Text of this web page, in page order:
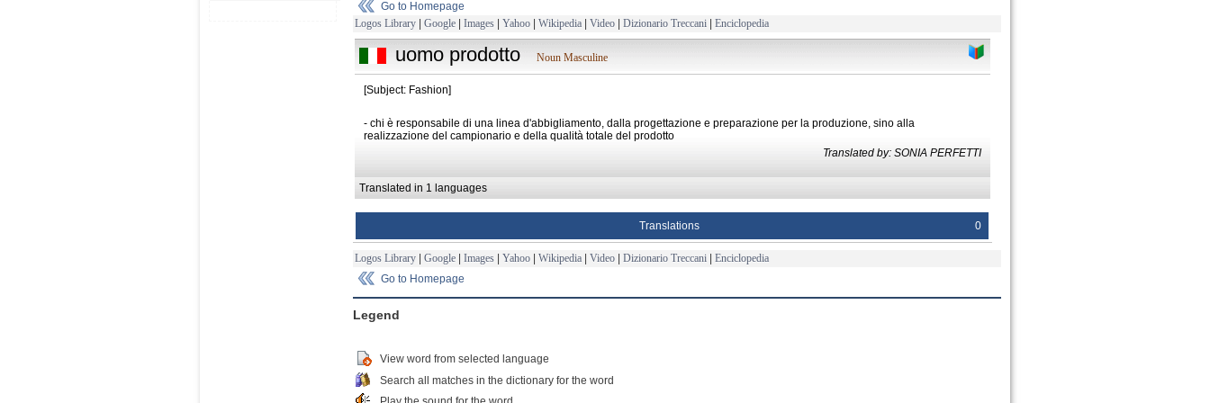
Go to Homepage
Logos Library | Google | Images | Yahoo | Wikipedia | Video | Dizionario Treccani | Enciclopedia
uomo prodotto Noun Masculine
[Subject: Fashion]
- chi è responsabile di una linea d'abbigliamento, dalla progettazione e preparazione per la produzione, sino alla
realizzazione del campionario e della qualità totale del prodotto
Translated by: SONIA PERFETTI
Translated in 1 languages
Translations 0
Logos Library | Google | Images | Yahoo | Wikipedia | Video | Dizionario Treccani | Enciclopedia
Go to Homepage
Legend
View word from selected language
Search all matches in the dictionary for the word